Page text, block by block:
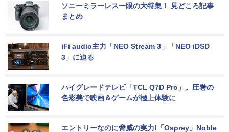
ソニーミラーレス一眼の大特集！ 見どころ記事
まとめ
iFi audio主力「NEO Stream 3」「NEO iDSD
3」に迫る
ハイグレードテレビ「TCL Q7D Pro」。圧巻の
色彩美で映画＆ゲームが極上体験に
エントリーなのに脅威の実力!「Osprey」Noble